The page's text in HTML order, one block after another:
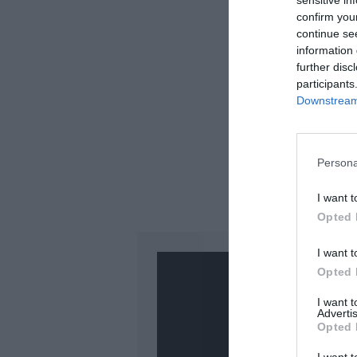
confirm
continue
information
further
I want
Opted
I want
Opted
I want
Opted